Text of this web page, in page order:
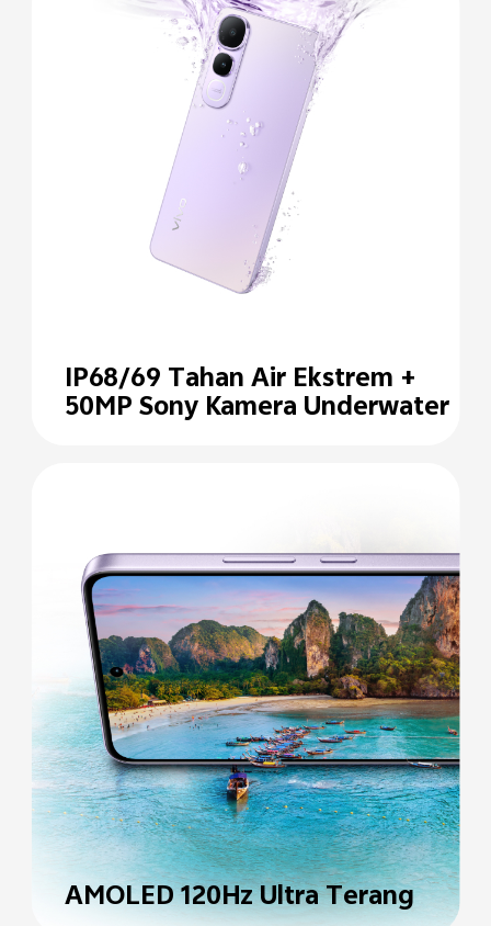
IP68/69 Tahan Air Ekstrem +
50MP Sony Kamera Underwater
AMOLED 120Hz UltraTerang